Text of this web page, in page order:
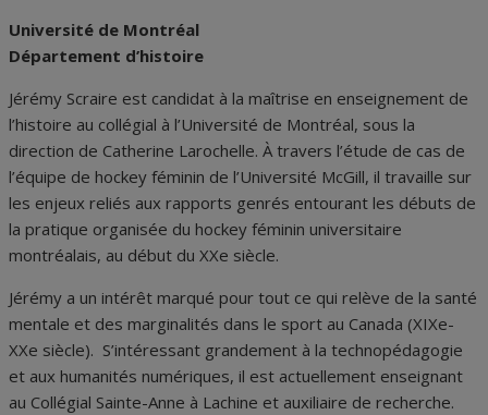
Université de Montréal
Département d’histoire
Jérémy Scraire est candidat à la maîtrise en enseignement de
l’histoire au collégial à l’Université de Montréal, sous la
direction de Catherine Larochelle. À travers l’étude de cas de
l’équipe de hockey féminin de l’Université McGill, il travaille sur
les enjeux reliés aux rapports genrés entourant les débuts de
la pratique organisée du hockey féminin universitaire
montréalais, au début du XXe siècle.
Jérémy a un intérêt marqué pour tout ce qui relève de la santé
mentale et des marginalités dans le sport au Canada (XIXe-
XXe siècle). S’intéressant grandement à la technopédagogie
et aux humanités numériques, il est actuellement enseignant
au Collégial Sainte-Anne à Lachine et auxiliaire de recherche.